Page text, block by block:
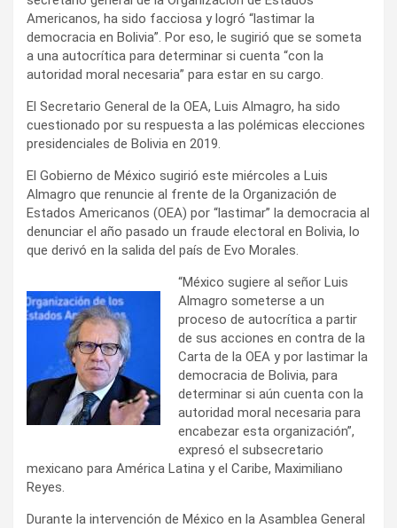
Americanos, ha sido facciosa y logró “lastimar la
democracia en Bolivia”. Por eso, le sugirió que se someta
a una autocrítica para determinar si cuenta “con la
autoridad moral necesaria” para estar en su cargo.
El Secretario General de la OEA, Luis Almagro, ha sido
cuestionado por su respuesta a las polémicas elecciones
presidenciales de Bolivia en 2019.
El Gobierno de México sugirió este miércoles a Luis
Almagro que renuncie al frente de la Organización de
Estados Americanos (OEA) por “lastimar” la democracia al
denunciar el año pasado un fraude electoral en Bolivia, lo
que derivó en la salida del país de Evo Morales.
“México sugiere al señor Luis
Almagro someterse a un
proceso de autocrítica a partir
de sus acciones en contra de la
Carta de la OEA y por lastimar la
democracia de Bolivia, para
determinar si aún cuenta con la
autoridad moral necesaria para
encabezar esta organización”,
expresó el subsecretario
mexicano para América Latina y el Caribe, Maximiliano
Reyes.
Durante la intervención de México en la Asamblea General